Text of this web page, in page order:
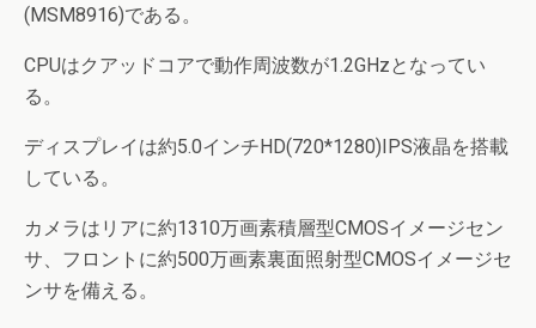
(MSM8916)である。
CPUはクアッドコアで動作周波数が1.2GHzとなってい
る。
ディスプレイは約5.0インチHD(720*1280)IPS液晶を搭載
している。
カメラはリアに約1310万画素積層型CMOSイメージセン
サ、フロントに約500万画素裏面照射型CMOSイメージセ
ンサを備える。